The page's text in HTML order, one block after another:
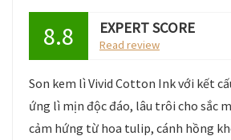
8.8 EXPERT SCORE
Read review
Son kem lì Vivid Cotton Ink với kết
ứng lì mịn độc đáo, lâu trôi cho sắc
cảm hứng từ hoa tulip, cánh hồng